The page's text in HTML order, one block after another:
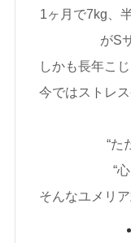
1ヶ月で7kg、
がS
しかも長年こ
今ではストレ
“た
“
そんなユメリ